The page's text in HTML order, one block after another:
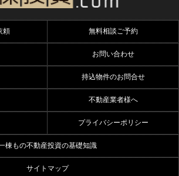
頼 無料相談ご予約
お問い合わせ
持込物件のお問合せ
不動産業者様へ
プライバシーポリシー
棟もの不動産投資の基礎知識
サイトマップ